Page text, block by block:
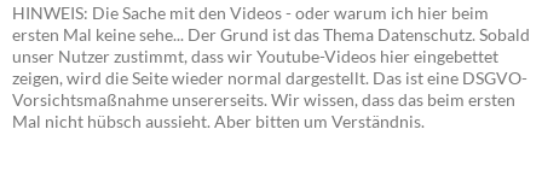
HINWEIS: Die Sache mit den Videos - oder warum ich hier beim
ersten Mal keine sehe... Der Grund ist das Thema Datenschutz. Sobald
unser Nutzer zustimmt, dass wir Youtube-Videos hier eingebettet
zeigen, wird die Seite wieder normal dargestellt. Das ist eine DSGVO-
Vorsichtsmaßnahme unsererseits. Wir wissen, dass das beim ersten
Mal nicht hübsch aussieht. Aber bitten um Verständnis.